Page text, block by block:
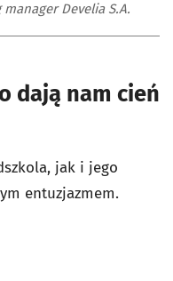
Develia S.A.
dają nam cień
jak i jego
entuzjazmem.